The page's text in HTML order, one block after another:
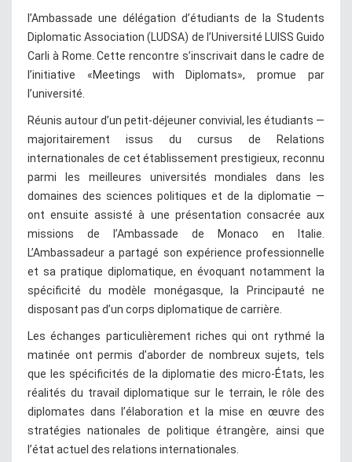
l’Ambassade une délégation d’étudiants de la Students
Diplomatic Association (LUDSA) de l’Université LUISS Guido
Carli à Rome. Cette rencontre s’inscrivait dans le cadre de
l’initiative «Meetings with Diplomats», promue par
l’université.
Réunis autour d’un petit-déjeuner convivial, les étudiants —
majoritairement issus du cursus de Relations
internationales de cet établissement prestigieux, reconnu
parmi les meilleures universités mondiales dans les
domaines des sciences politiques et de la diplomatie —
ont ensuite assisté à une présentation consacrée aux
missions de l’Ambassade de Monaco en Italie.
L’Ambassadeur a partagé son expérience professionnelle
et sa pratique diplomatique, en évoquant notamment la
spécificité du modèle monégasque, la Principauté ne
disposant pas d’un corps diplomatique de carrière.
Les échanges particulièrement riches qui ont rythmé la
matinée ont permis d’aborder de nombreux sujets, tels
que les spécificités de la diplomatie des micro-États, les
réalités du travail diplomatique sur le terrain, le rôle des
diplomates dans l’élaboration et la mise en œuvre des
stratégies nationales de politique étrangère, ainsi que
l’état actuel des relations internationales.